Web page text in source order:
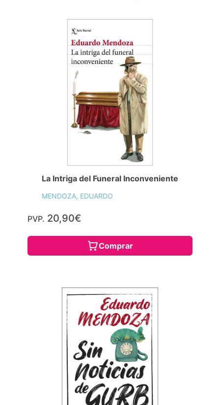
La Intriga del Funeral Inconveniente
MENDOZA, EDUARDO
PVP. 20,90€
Comprar